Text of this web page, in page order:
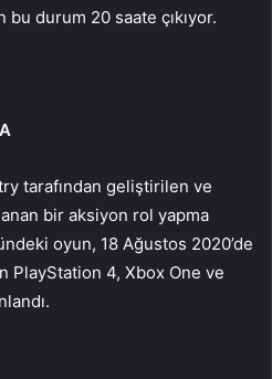
durum 20 saate çıkıyor.
tarafından geliştirilen ve
bir aksiyon rol yapma
oyun, 18 Ağustos 2020’de
PlayStation 4, Xbox One ve